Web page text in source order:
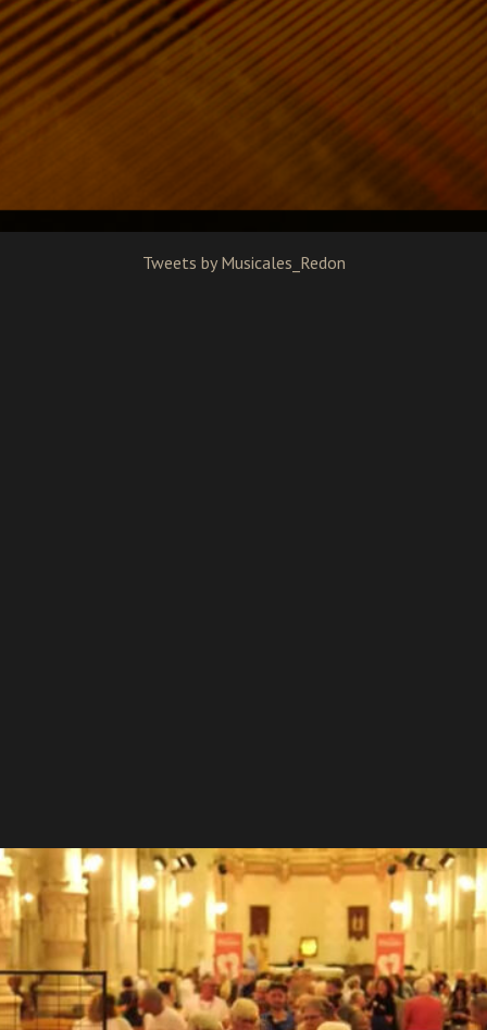
Tweets by Musicales_Redon